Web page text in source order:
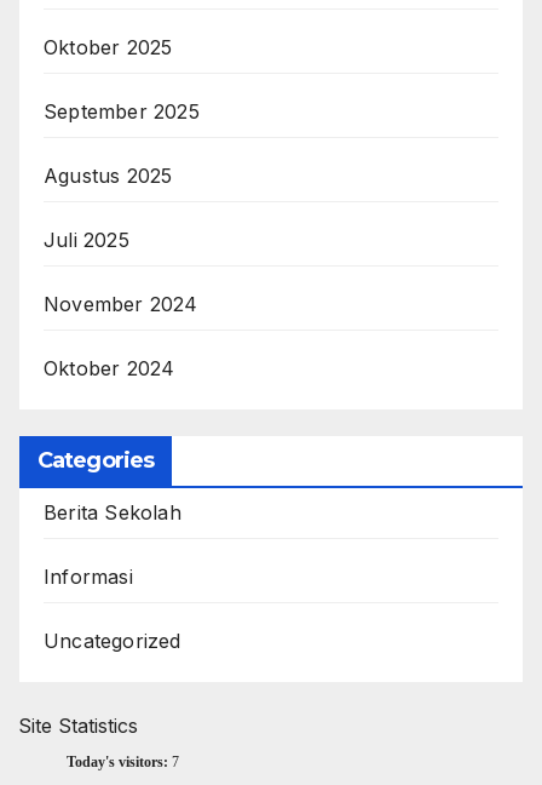
Oktober 2025
September 2025
Agustus 2025
Juli 2025
November 2024
Oktober 2024
Categories
Berita Sekolah
Informasi
Uncategorized
Site Statistics
Today's visitors: 7